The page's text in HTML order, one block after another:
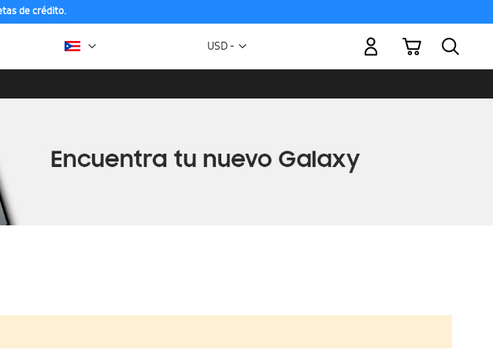
de crédito.
Moneda
USD -
Mi carrito